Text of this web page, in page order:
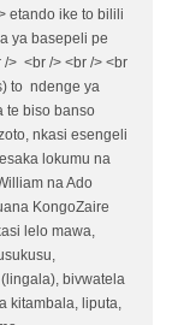
etando ike to bilili
ya basepeli pe
/> <br /> <br /> <br
to ndenge ya
te biso banso
nkasi esengeli
lokumu na
na Ado
KongoZaire
lelo mawa,
bivwatela
kitambala, liputa,